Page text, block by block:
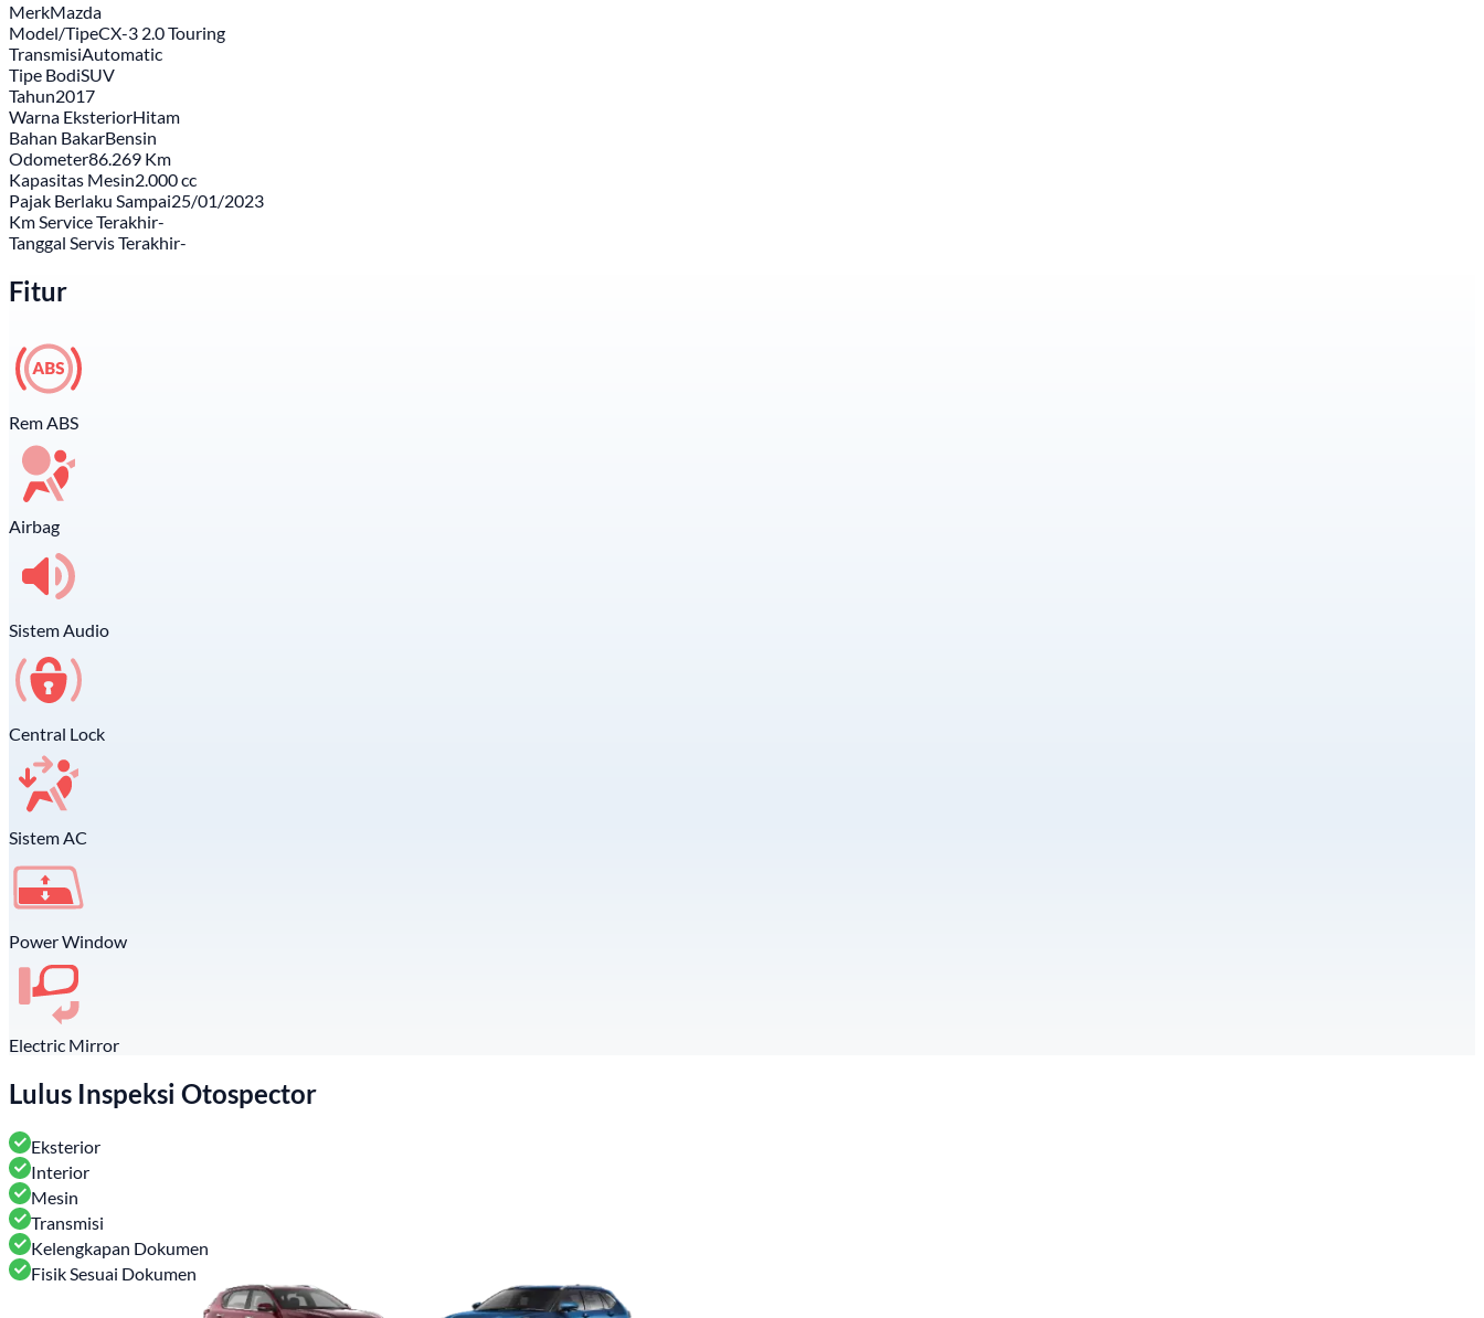
MerkMazda
Model/TipeCX-3 2.0 Touring
TransmisiAutomatic
Tipe BodiSUV
Tahun2017
Warna EksteriorHitam
Bahan BakarBensin
Odometer86.269 Km
Kapasitas Mesin2.000 cc
Pajak Berlaku Sampai25/01/2023
Km Service Terakhir-
Tanggal Servis Terakhir-
Fitur
Rem ABS
Airbag
Sistem Audio
Central Lock
Sistem AC
Power Window
Electric Mirror
Lulus Inspeksi Otospector
Eksterior
Interior
Mesin
Transmisi
Kelengkapan Dokumen
Fisik Sesuai Dokumen